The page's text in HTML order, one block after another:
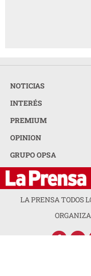
NOTICIAS
INTERÉS
PREMIUM
OPINION
GRUPO OPSA
LA PRENSA TODOS